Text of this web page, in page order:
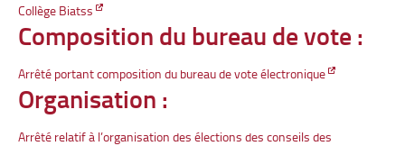
Collège Biatss
Composition du bureau de vote :
Arrêté portant composition du bureau de vote électronique
Organisation :
Arrêté relatif à l’organisation des élections des conseils des